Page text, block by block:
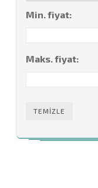
Min. fiyat:
Maks. fiyat:
TEMIZLE